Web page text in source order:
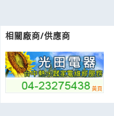
相關廠商/供應商